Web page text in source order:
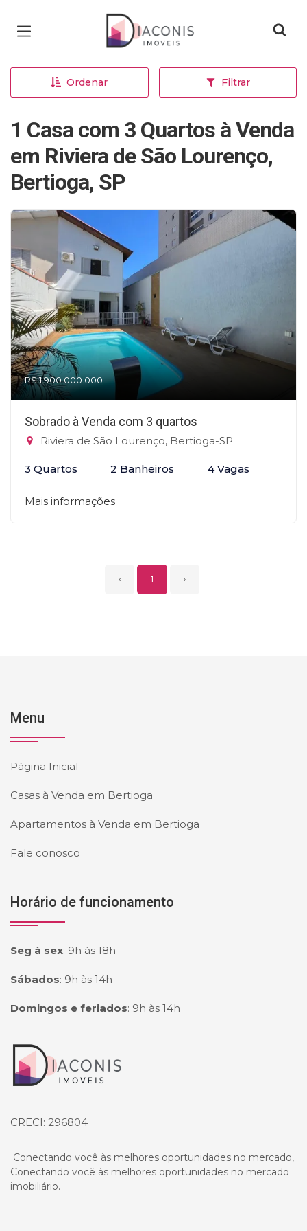
Página inicial
Ordenar Filtrar
1 Casa com 3 Quartos à Venda
em Riviera de São Lourenço,
Bertioga, SP
R$ 1.900.000.000
Sobrado à Venda com 3 quartos
Riviera de São Lourenço, Bertioga-SP
3 Quartos 2 Banheiros 4 Vagas
Mais informações
‹ 1 ›
Menu
Página Inicial
Casas à Venda em Bertioga
Apartamentos à Venda em Bertioga
Fale conosco
Horário de funcionamento
Seg à sex: 9h às 18h
Sábados: 9h às 14h
Domingos e feriados: 9h às 14h
Página inicial
CRECI: 296804
Conectando você às melhores oportunidades no mercado,
Conectando você às melhores oportunidades no mercado
imobiliário.